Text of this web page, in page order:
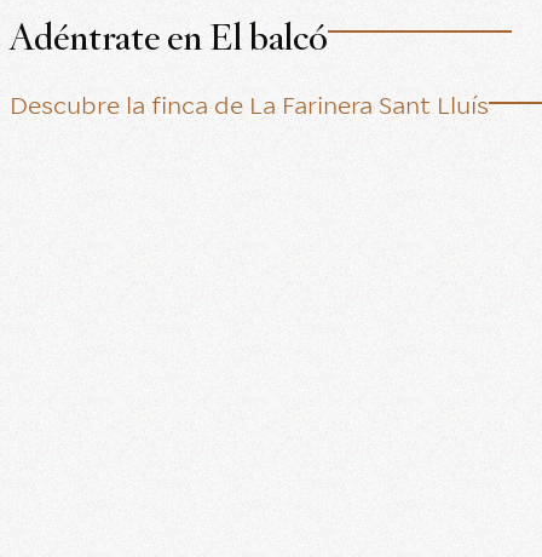
Adéntrate en El balcó
Descubre la finca de La Farinera Sant Lluís